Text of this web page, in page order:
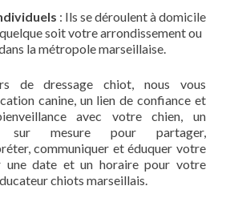
: Ils se déroulent à domicile
soit votre arrondissement ou
la métropole marseillaise.
de dressage chiot, nous vous
canine, un lien de confiance et
avec votre chien, un
sur mesure pour partager,
communiquer et éduquer votre
une date et un horaire pour votre
chiots marseillais.